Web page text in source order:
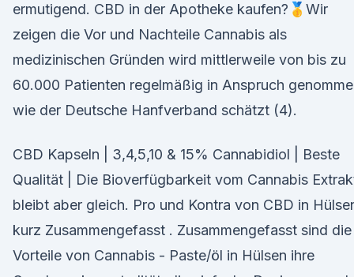
ermutigend. CBD in der Apotheke kaufen?🥇Wir
zeigen die Vor und Nachteile Cannabis als
medizinischen Gründen wird mittlerweile von bis zu
60.000 Patienten regelmäßig in Anspruch
wie der Deutsche Hanfverband schätzt (4).
CBD Kapseln | 3,4,5,10 & 15% Cannabidiol | Beste
Qualität | Die Bioverfügbarkeit vom Cannabis
bleibt aber gleich. Pro und Kontra von CBD in
kurz Zusammengefasst . Zusammengefasst sind die
Vorteile von Cannabis - Paste/öl in Hülsen ihre